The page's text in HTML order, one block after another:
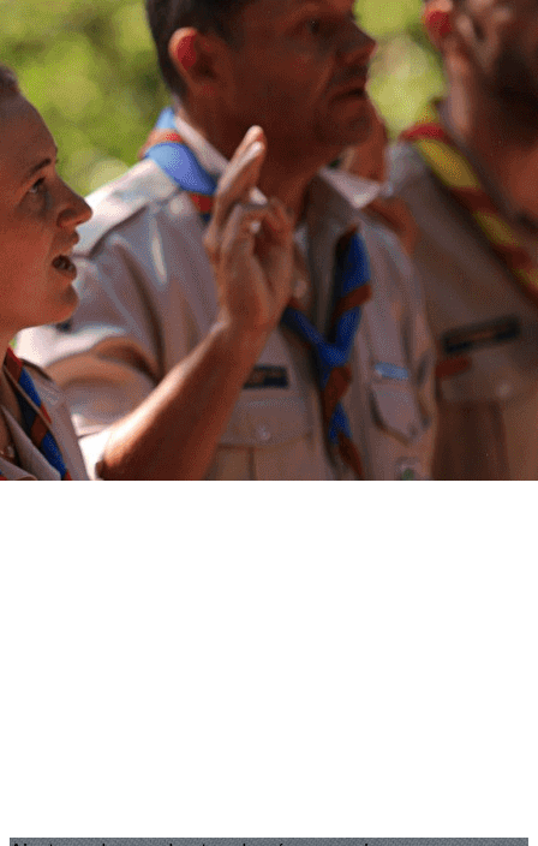
Exporter les lignes sélectionnées
Exporter toutes les colonnes
Exporter uniquement les colonnes affichées
Menu
<
>
Pédagogie
Communication
Vie Spirituelle
Outils et services informatiques
Images de la page d'accueil
Cliquez pour éditer